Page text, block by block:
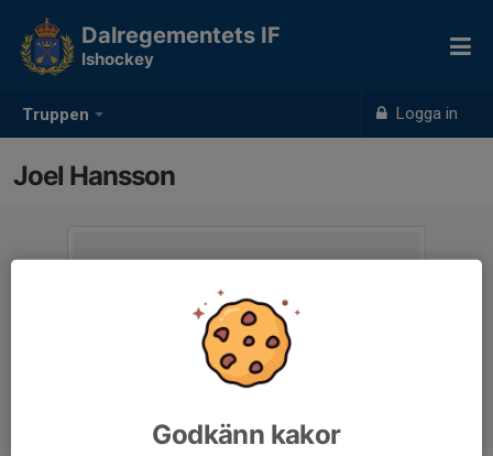
Truppen Logga in
Dalregementets IF
Ishockey
Joel Hansson
Godkänn kakor